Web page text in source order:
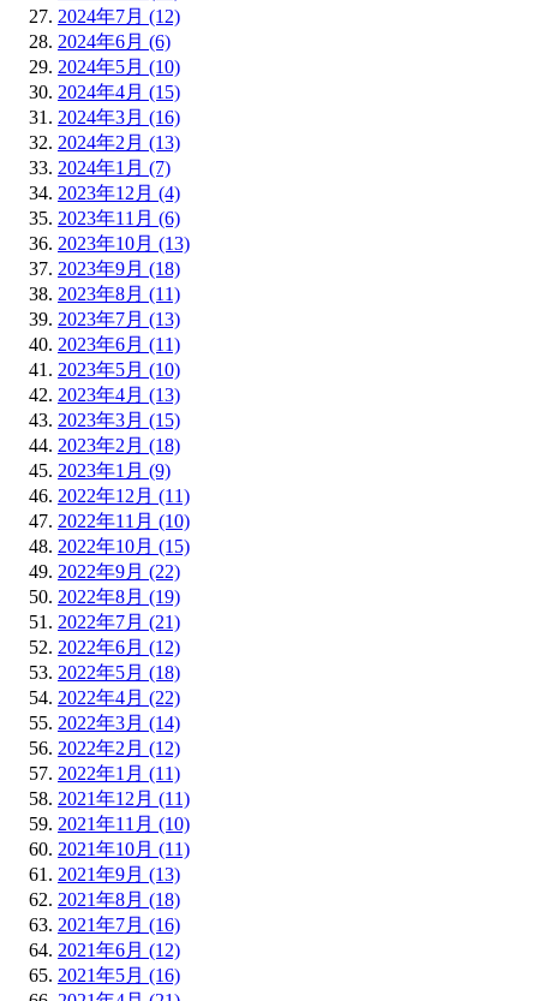
2024年7月 (12)
2024年6月 (6)
2024年5月 (10)
2024年4月 (15)
2024年3月 (16)
2024年2月 (13)
2024年1月 (7)
2023年12月 (4)
2023年11月 (6)
2023年10月 (13)
2023年9月 (18)
2023年8月 (11)
2023年7月 (13)
2023年6月 (11)
2023年5月 (10)
2023年4月 (13)
2023年3月 (15)
2023年2月 (18)
2023年1月 (9)
2022年12月 (11)
2022年11月 (10)
2022年10月 (15)
2022年9月 (22)
2022年8月 (19)
2022年7月 (21)
2022年6月 (12)
2022年5月 (18)
2022年4月 (22)
2022年3月 (14)
2022年2月 (12)
2022年1月 (11)
2021年12月 (11)
2021年11月 (10)
2021年10月 (11)
2021年9月 (13)
2021年8月 (18)
2021年7月 (16)
2021年6月 (12)
2021年5月 (16)